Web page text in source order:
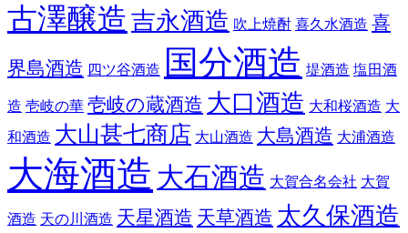
古澤醸造 吉永酒造 吹上焼酎 喜久水酒造 喜
界島酒造 四ツ谷酒造 国分酒造 堤酒造 塩田酒
造 壱岐の華 壱岐の蔵酒造 大口酒造 大和桜酒造 大
和酒造 大山甚七商店 大山酒造 大島酒造 大浦酒造
大海酒造 大石酒造 大賀合名会社 大賀
酒造 天の川酒造 天星酒造 天草酒造 太久保酒造